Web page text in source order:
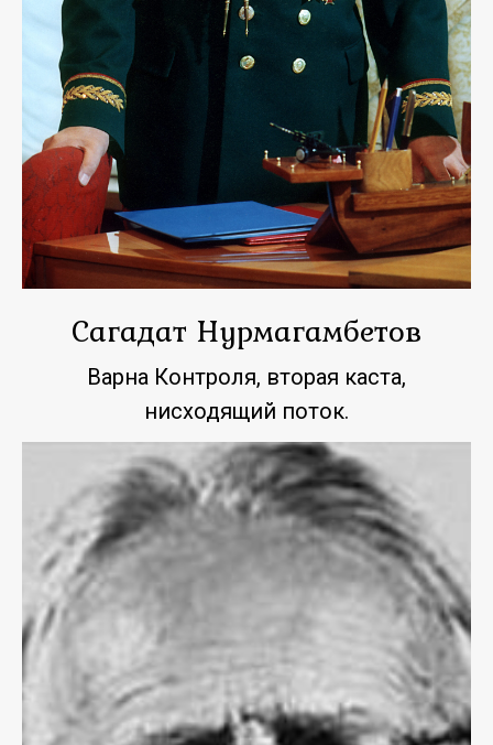
Сагадат Нурмагамбетов
Варна Контроля, вторая каста,
нисходящий поток.